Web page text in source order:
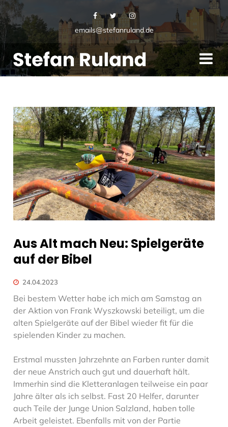
emails@stefanruland.de
Aus Alt mach Neu: Spielgeräte
auf der Bibel
24.04.2023
Bei bestem Wetter habe ich mich am Samstag an
der Aktion von Frank Wyszkowski beteiligt, um die
alten Spielgeräte auf der Bibel wieder fit für die
spielenden Kinder zu machen.
Erstmal mussten Jahrzehnte an Farben runter damit
der neue Anstrich auch gut und dauerhaft hält.
Immerhin sind die Kletteranlagen teilweise ein paar
Jahre älter als ich selbst. Fast 20 Helfer, darunter
auch Teile der Junge Union Salzland, haben tolle
Arbeit geleistet. Ebenfalls mit von der Partie